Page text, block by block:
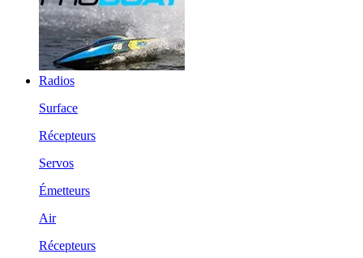
Radios
Surface
Récepteurs
Servos
Émetteurs
Air
Récepteurs